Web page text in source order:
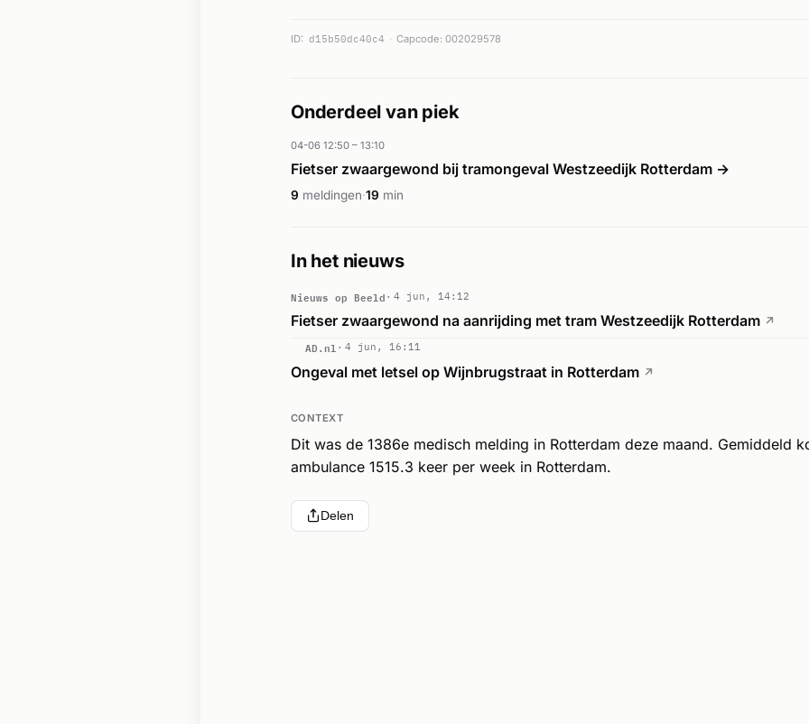
ID: d15b50dc40c4 Capcode: 002029578
Onderdeel van piek
04-06 12:50 – 13:10
Fietser zwaargewond bij tramongeval Westzeedijk Rotterdam →
9 meldingen·19 min
In het nieuws
Nieuws op Beeld 4 jun, 14:12
Fietser zwaargewond na aanrijding met tram Westzeedijk Rotterdam ↗
AD.nl 4 jun, 16:11
Ongeval met letsel op Wijnbrugstraat in Rotterdam ↗
CONTEXT
Dit was de 1386e medisch melding in Rotterdam deze maand. Gemiddeld
ambulance 1515.3 keer per week in Rotterdam.
Delen